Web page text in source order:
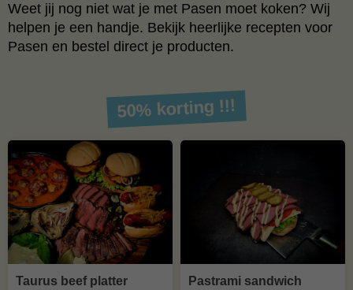
Weet jij nog niet wat je met Pasen moet koken? Wij
helpen je een handje. Bekijk heerlijke recepten voor
Pasen en bestel direct je producten.
50% korting !!!
Taurus beef platter
Pastrami sandwich